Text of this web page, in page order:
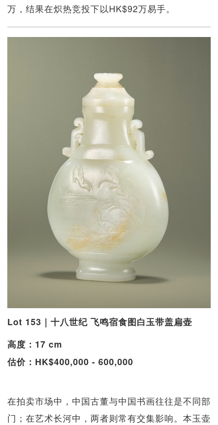
万，结果在炽热竞投下以HK$92万易手。
Lot 153｜十八世纪 飞鸣宿食图白玉带盖扁壶
高度：17 cm
估价：HK$400,000 - 600,000
在拍卖市场中，中国古董与中国书画往往是不同部
门；在艺术长河中，两者则常有交集影响。本玉壶